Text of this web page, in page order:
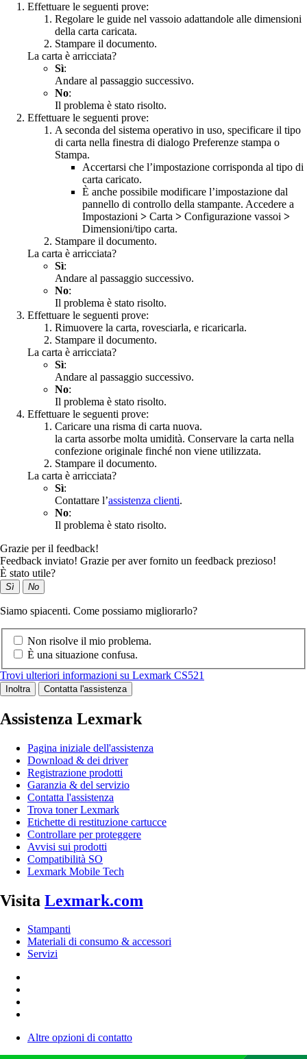
Effettuare le seguenti prove:
Regolare le guide nel vassoio adattandole alle dimensioni
della carta caricata.
Stampare il documento.
La carta è arricciata?
Sì:
Andare al passaggio successivo.
No:
Il problema è stato risolto.
Effettuare le seguenti prove:
A seconda del sistema operativo in uso, specificare il tipo
di carta nella finestra di dialogo Preferenze stampa o
Stampa.
Accertarsi che l’impostazione corrisponda al tipo di
carta caricato.
È anche possibile modificare l’impostazione dal
pannello di controllo della stampante. Accedere a
Impostazioni > Carta > Configurazione vassoi >
Dimensioni/tipo carta.
Stampare il documento.
La carta è arricciata?
Sì:
Andare al passaggio successivo.
No:
Il problema è stato risolto.
Effettuare le seguenti prove:
Rimuovere la carta, rovesciarla, e ricaricarla.
Stampare il documento.
La carta è arricciata?
Sì:
Andare al passaggio successivo.
No:
Il problema è stato risolto.
Effettuare le seguenti prove:
Caricare una risma di carta nuova.
la carta assorbe molta umidità. Conservare la carta nella
confezione originale finché non viene utilizzata.
Stampare il documento.
La carta è arricciata?
Sì:
Contattare l’assistenza clienti.
No:
Il problema è stato risolto.
Grazie per il feedback!
Feedback inviato! Grazie per aver fornito un feedback prezioso!
È stato utile?
Sì No
Siamo spiacenti. Come possiamo migliorarlo?
Non risolve il mio problema.
È una situazione confusa.
Trovi ulteriori informazioni su Lexmark CS521
Inoltra Contatta l'assistenza
Assistenza Lexmark
Pagina iniziale dell'assistenza
Download & dei driver
Registrazione prodotti
Garanzia & del servizio
Contatta l'assistenza
Trova toner Lexmark
Etichette di restituzione cartucce
Controllare per proteggere
Avvisi sui prodotti
Compatibilità SO
Lexmark Mobile Tech
Visita Lexmark.com
Stampanti
Materiali di consumo & accessori
Servizi
Altre opzioni di contatto